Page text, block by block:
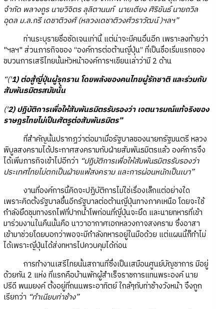
จำกัด พลางกูร นายวิจิตร ลุลิตานนท์ นายเตียง ศิริขันธ์ นายถวิล
อุดล ม.ล.กรี เดชาติวงศ์ (หลวงเดชาติวงศ์วราวัฒน์ )ฯลฯ”
ท่านระบุรายชื่อชัดเจนเท่านี้ แต่น่าจะมีคนอื่นอีก เพราะลงท้ายว่า
"ฯลฯ" ส่วนภารกิจของ “องค์การต่อต้านญี่ปุ่น” ที่เป็นชื่อเริ่มแรกของ
ขบวนการเสรีไทยนั้นหัวหน้าองค์การฯเขียนเล่าว่ามี 2 ด้าน
“('1) ต่อสู้ญี่ปุ่นผู้รุกราน โดยพลังของคนไทยผู้รักชาติ และร่วมกับ
สัมพันธมิตรสมัยนั้น
('2) ปฏิบัติการเพื่อให้สัมพันธมิตรรับรองว่า เจตนารมณ์แท้จริงของ
ราษฎรไทยไม่เป็นศัตรูต่อสัมพันธมิตร”
ที่สำคัญนั้นปรากฏว่าต่อมาเมื่อรัฐบาลของนายกรัฐมนตรี หลวง
พิบูลสงครามได้ประกาศสงครามกับฝ่ายสัมพันธมิตรแล้ว องค์การจึง
ได้เพิ่มภารกิจเข้าไปอีกว่า “ปฏิบัติการเพื่อให้สัมพันธมิตรรับรองว่า
ประเทศไทยไม่ตกเป็นฝ่ายแพ้สงคราม และการผ่อนหนักเป็นเบา”
งานที่องค์การนี้คิดจะปฏิบัติการไม่ใช่เรื่องเล็กแต่อย่างใด
เพราะคิดตั้งรัฐบาลขึ้นอีกรัฐบาลต่อต้านญี่ปุ่นทางภาคเหนือ โดยจะใช้
กำลังยึดชุมทางรถไฟที่ปากน้ำโพก่อนที่ญี่ปุ่นจะยึด และนายทหารที่เข้า
มาร่วมงานในคืนนั้นคือ นาวาอากาศเอกหลวงกาจสงคราม ซึ่งอาสา
เข้ามาช่วยโดยบอกว่าพอจะมีกำลังทหารอยู่ในมือด้วย แต่แผนนี้ก็ทำไม่
ได้เพราะญี่ปุ่นได้ส่งทหารไปควบคุมได้ก่อน
การทำงานเสรีไทยนั้นสถานที่ซึ่งเป็นเสมือนศูนย์บัญชาการ มีอยู่
ด้วยกัน 2 แห่ง ที่แรกคือบ้านพักผู้สำเร็จราชการแทนพระองค์ นาย
ปรีดี พนมยงค์ ตั้งอยู่ที่ถนนพระอาทิตย์ ใกล้ๆกับท่าช้างวังหน้า จึงถูก
เรียกว่า “ทำเนียบท่าช้าง”